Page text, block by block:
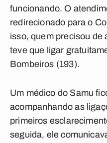
funcionando. O
redirecionado para o
isso, quem precisou de
teve que ligar
Bombeiros (193).
Um médico do Samu
acompanhando as
primeiros
seguida, ele